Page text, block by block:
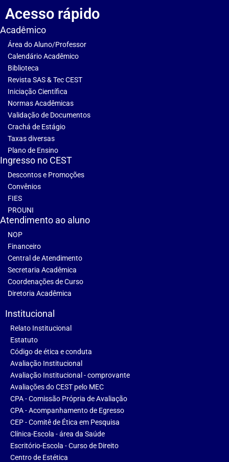
Acesso rápido
Acadêmico
Área do Aluno/Professor
Calendário Acadêmico
Biblioteca
Revista SAS & Tec CEST
Iniciação Científica
Normas Acadêmicas
Validação de Documentos
Crachá de Estágio
Taxas diversas
Plano de Ensino
Ingresso no CEST
Descontos e Promoções
Convênios
FIES
PROUNI
Atendimento ao aluno
NOP
Financeiro
Central de Atendimento
Secretaria Acadêmica
Coordenações de Curso
Diretoria Acadêmica
Institucional
Relato Institucional
Estatuto
Código de ética e conduta
Avaliação Institucional
Avaliação Institucional - comprovante
Avaliações do CEST pelo MEC
CPA - Comissão Própria de Avaliação
CPA - Acompanhamento de Egresso
CEP - Comitê de Ética em Pesquisa
Clínica-Escola - área da Saúde
Escritório-Escola - Curso de Direito
Centro de Estética